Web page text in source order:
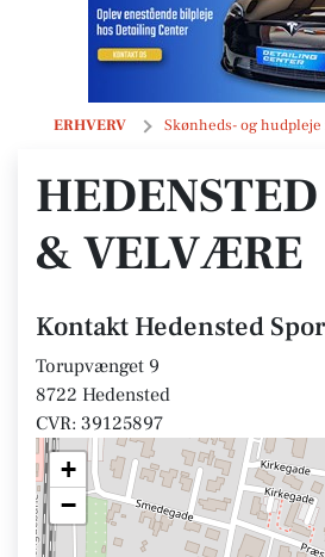
ERHVERV Skønheds- og
Hedensted Sport & Velvære
& VELVÆRE
Kontakt Hedensted
Torupvænget 9
8722 Hedensted
CVR: 39125897
+
−